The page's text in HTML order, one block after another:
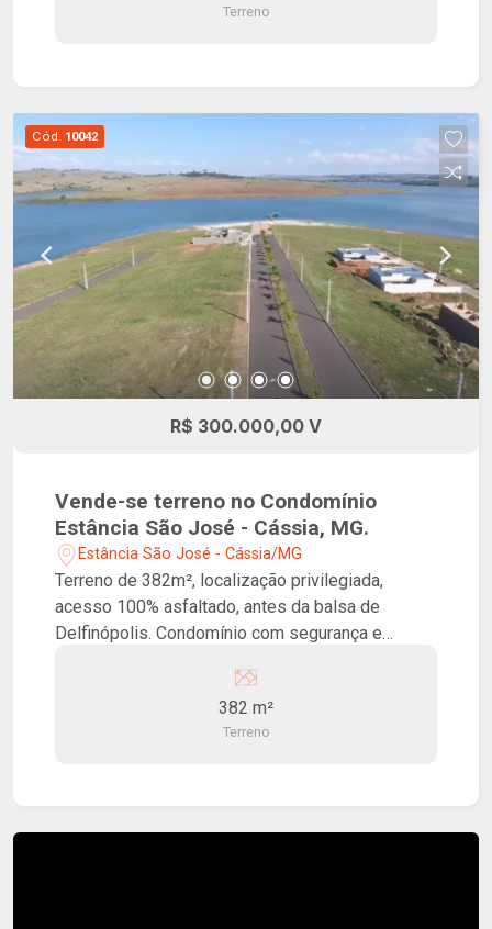
Terreno
Cód. 10042
R$ 300.000,00 V
Vende-se terreno no Condomínio
Estância São José - Cássia, MG.
Estância São José - Cássia/MG
Terreno de 382m², localização privilegiada,
acesso 100% asfaltado, antes da balsa de
Delfinópolis. Condomínio com segurança e
382 m²
Terreno